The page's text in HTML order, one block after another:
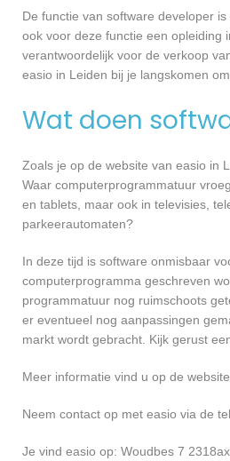
De functie van software developer
ook voor deze functie een opleiding
verantwoordelijk voor de verkoop
easio in Leiden bij je langskomen
Wat doen
Zoals je op de website van easio in
Waar computerprogrammatuur
en tablets, maar ook in televisies,
parkeerautomaten?
In deze tijd is software onmisbaar
computerprogramma geschreven
programmatuur nog ruimschoots
er eventueel nog aanpassingen
markt wordt gebracht. Kijk gerust
Meer informatie vind u op de
Neem contact op met easio via de
Je vind easio op: Woudbes 7